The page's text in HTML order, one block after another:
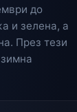
до
и зелена, а
През тези